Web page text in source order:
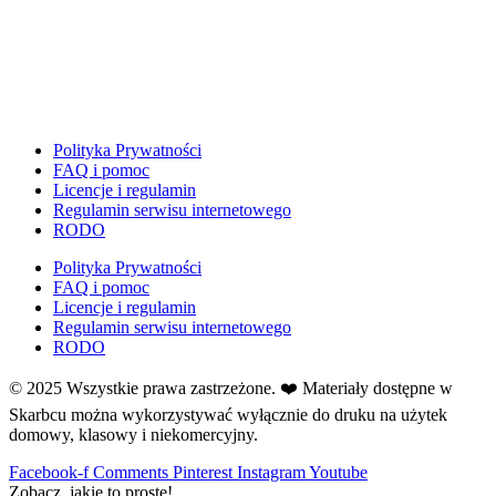
Fotobudka
Gazetki do druku
Girlandy na LATO
Grafomotoryka
Grinch
↳ Dopasuj i opowiedź
↳ Ja mam kto ma
↳ Labirynt podłogowy
↳ Puzzle
Polityka Prywatności
FAQ i pomoc
Licencje i regulamin
Regulamin serwisu internetowego
RODO
Polityka Prywatności
FAQ i pomoc
Licencje i regulamin
Regulamin serwisu internetowego
RODO
© 2025 Wszystkie prawa zastrzeżone. ❤️ Materiały dostępne w
Skarbcu można wykorzystywać wyłącznie do druku na użytek
domowy, klasowy i niekomercyjny.
Facebook-f Comments Pinterest InstagramYoutube
Zobacz, jakie to proste!